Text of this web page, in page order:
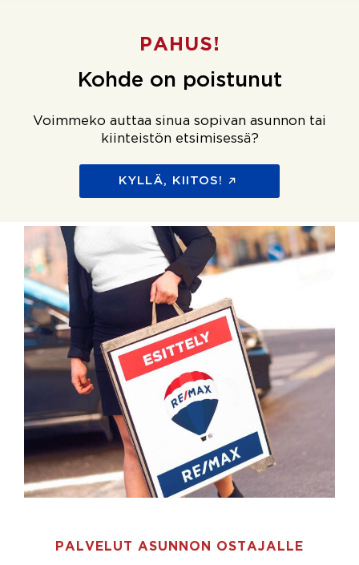
PAHUS!
Kohde on poistunut
Voimmeko auttaa sinua sopivan asunnon tai
kiinteistön etsimisessä?
KYLLÄ, KIITOS!
PALVELUT ASUNNON OSTAJALLE